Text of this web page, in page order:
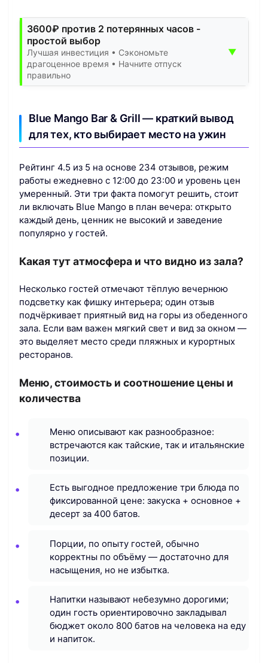
3600₽ против 2 потерянных часов -
простой выбор
Лучшая инвестиция • Сэкономьте
драгоценное время • Начните отпуск
правильно
▼
Blue Mango Bar & Grill — краткий вывод
для тех, кто выбирает место на ужин
Рейтинг 4.5 из 5 на основе 234 отзывов, режим
работы ежедневно с 12:00 до 23:00 и уровень цен
умеренный. Эти три факта помогут решить, стоит
ли включать Blue Mango в план вечера: открыто
каждый день, ценник не высокий и заведение
популярно у гостей.
Какая тут атмосфера и что видно из зала?
Несколько гостей отмечают тёплую вечернюю
подсветку как фишку интерьера; один отзыв
подчёркивает приятный вид на горы из обеденного
зала. Если вам важен мягкий свет и вид за окном —
это выделяет место среди пляжных и курортных
ресторанов.
Меню, стоимость и соотношение цены и
количества
Меню описывают как разнообразное:
встречаются как тайские, так и итальянские
позиции.
Есть выгодное предложение три блюда по
фиксированной цене: закуска + основное +
десерт за 400 батов.
Порции, по опыту гостей, обычно
корректны по объёму — достаточно для
насыщения, но не избытка.
Напитки называют небезумно дорогими;
один гость ориентировочно закладывал
бюджет около 800 батов на человека на еду
и напиток.